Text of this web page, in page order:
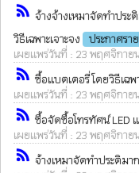
rss_feed จ้างจ้างเหมาจัดทำประ
วิธีเฉพาะเจาะจง
ประกาศรา
เผยแพร่วันที่ : 23 พฤศจิกายน
rss_feed ซื้อแบตเตอรี่ โดยวิธีเฉพ
เผยแพร่วันที่ : 23 พฤศจิกายน
rss_feed ซื้อจัดซื้อโทรทัศน์ LED แ
เผยแพร่วันที่ : 23 พฤศจิกาย
rss_feed จ้างเหมาจัดทำประติมา